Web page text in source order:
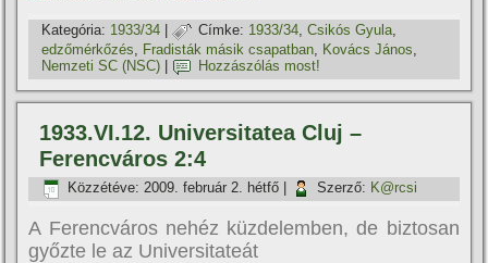
Kategória: 1933/34 | Címke: 1933/34,Csikós Gyula,
edzőmérkőzés
Fradisták másik csapatban Kovács János
Nemzeti SC (NSC)
Hozzászólás most!
1933.VI.12. Universitatea Cluj –
Ferencváros 2:4
Közzétéve: 2009. február 2. hétfő Szerző: K@rcsi
A Ferencváros nehéz küzdelemben, de biztosan
győzte le az Universitateát